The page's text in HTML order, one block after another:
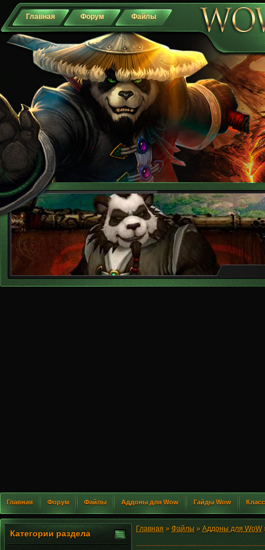
Главная Форум Файлы
Главная Форум Файлы Аддоны для Wow Гайды Wow
Категории раздела Главная » Файлы » Аддоны для WoW